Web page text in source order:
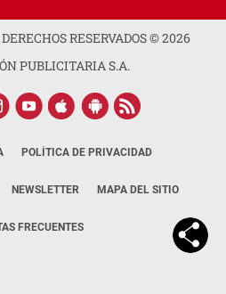
RESERVADOS ©2026
PUBLICITARIA S.A.
POLÍTICA DE PRIVACIDAD
NEWSLETTER MAPA DEL SITIO
FRECUENTES